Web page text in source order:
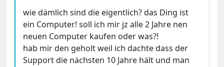
wie dämlich sind die eigentlich? das Ding ist
ein Computer! soll ich mir jz alle 2 Jahre nen
neuen Computer kaufen oder was?!
hab mir den geholt weil ich dachte dass der
Support die nächsten 10 Jahre hält und man